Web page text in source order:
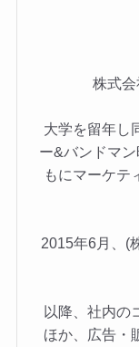
株式
大学を留年し
ー&バンドマ
もにマーケテ
2015年6月、(
以降、社内の
ほか、広告・